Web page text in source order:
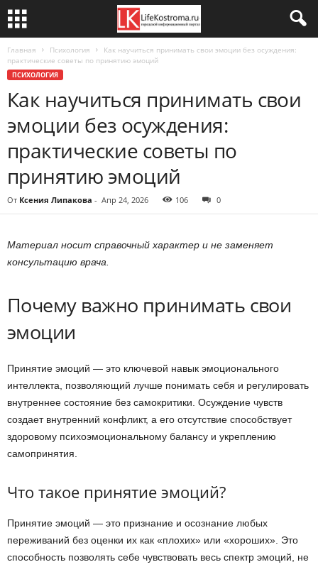
Главная Психология
Как научиться принимать свои эмоции без осуждения:
практические советы по принятию эмоций
ПСИХОЛОГИЯ
Как научиться принимать свои
эмоции без осуждения:
практические советы по
принятию эмоций
От Ксения Липакова - Апр 24, 2026 106 0
Материал носит справочный характер и не заменяет
консультацию врача.
Почему важно принимать свои
эмоции
Принятие эмоций — это ключевой навык эмоционального
интеллекта, позволяющий лучше понимать себя и регулировать
внутреннее состояние без самокритики. Осуждение чувств
создает внутренний конфликт, а его отсутствие способствует
здоровому психоэмоциональному балансу и укреплению
самопринятия.
Что такое принятие эмоций?
Принятие эмоций — это признание и осознание любых
переживаний без оценки их как «плохих» или «хороших». Это
способность позволять себе чувствовать весь спектр эмоций, не